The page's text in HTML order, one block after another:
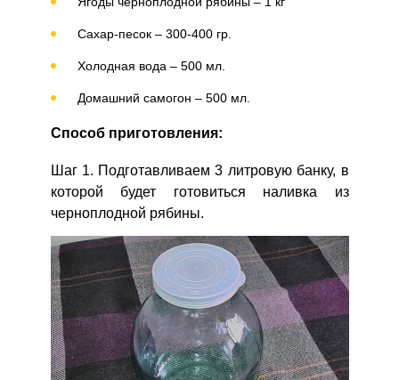
Сахар-песок – 300-400 гр.
Холодная вода – 500 мл.
Домашний самогон – 500 мл.
Способ приготовления:
Шаг 1. Подготавливаем 3 литровую банку, в
которой будет готовиться наливка из
черноплодной рябины.